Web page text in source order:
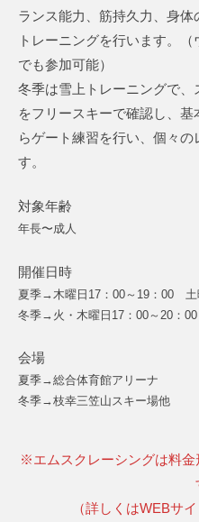
ランス能力、筋持久力、身
トレーニングを行います。
でも参加可能）
冬季は雪上トレーニングで
をフリースキーで確認し、
らゲート練習を行い、個々
す。
対象年齢
年長〜成人
開催日時
夏季→木曜日17：00～19：00 土
冬季→火・木曜日17：00～20：
会場
夏季→総合体育館アリーナ
冬季→枝幸三笠山スキー場他
※エムスクレーシングは料金
（詳しくはWEBサ